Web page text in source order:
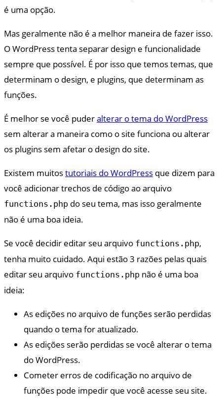
é uma opção.
Mas geralmente não é a melhor maneira de fazer isso.
O WordPress tenta separar design e funcionalidade
sempre que possível. É por isso que temos temas, que
determinam o design, e plugins, que determinam as
funções.
É melhor se você puderalterar o tema do WordPress
sem alterar a maneira como o site funciona ou alterar
os plugins sem afetar o design do site.
Existem muitostutoriais do WordPress que dizem para
você adicionar trechos de código ao arquivo
functions.php do seu tema, mas isso geralmente
não é uma boa ideia.
Se você decidir editar seu arquivo functions.php,
tenha muito cuidado. Aqui estão 3 razões pelas quais
editar seu arquivo functions.php não é uma boa
ideia:
As edições no arquivo de funções serão perdidas
quando o tema for atualizado.
As edições serão perdidas se você alterar o tema
do WordPress.
Cometer erros de codificação no arquivo de
funções pode impedir que você acesse seu site.